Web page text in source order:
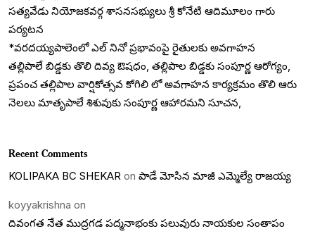
సత్యవేడు నియోజకవర్గ శాసనసభ్యులు శ్రీ కోనేటి ఆదిమూలం గారు
పర్యటన
*వరదయ్యపాలెంలో ఎల్ నినో ప్రభావంపై రైతులకు అవగాహన
తల్లిపాలే బిడ్డకు తొలి దివ్య ఔషధం, తల్లిపాల బిడ్డకు సంపూర్ణ ఆరోగ్యం,
ప్రపంచ తల్లిపాల వార్షికోత్సవ కోగిలి లో అవగాహన కార్యక్రమం తొలి ఆరు
నెలలు మాతృపాలే శిశువుకు సంపూర్ణ ఆహారమని సూచన,
Recent Comments
KOLIPAKA BC SHEKAR on పాడే మోసిన మాజీ ఎమ్మెల్యే రాజయ్య
koyyakrishna on
దివంగత నేత ముద్రగడ పద్మనాభంకు పలువురు నాయకుల సంతాపం